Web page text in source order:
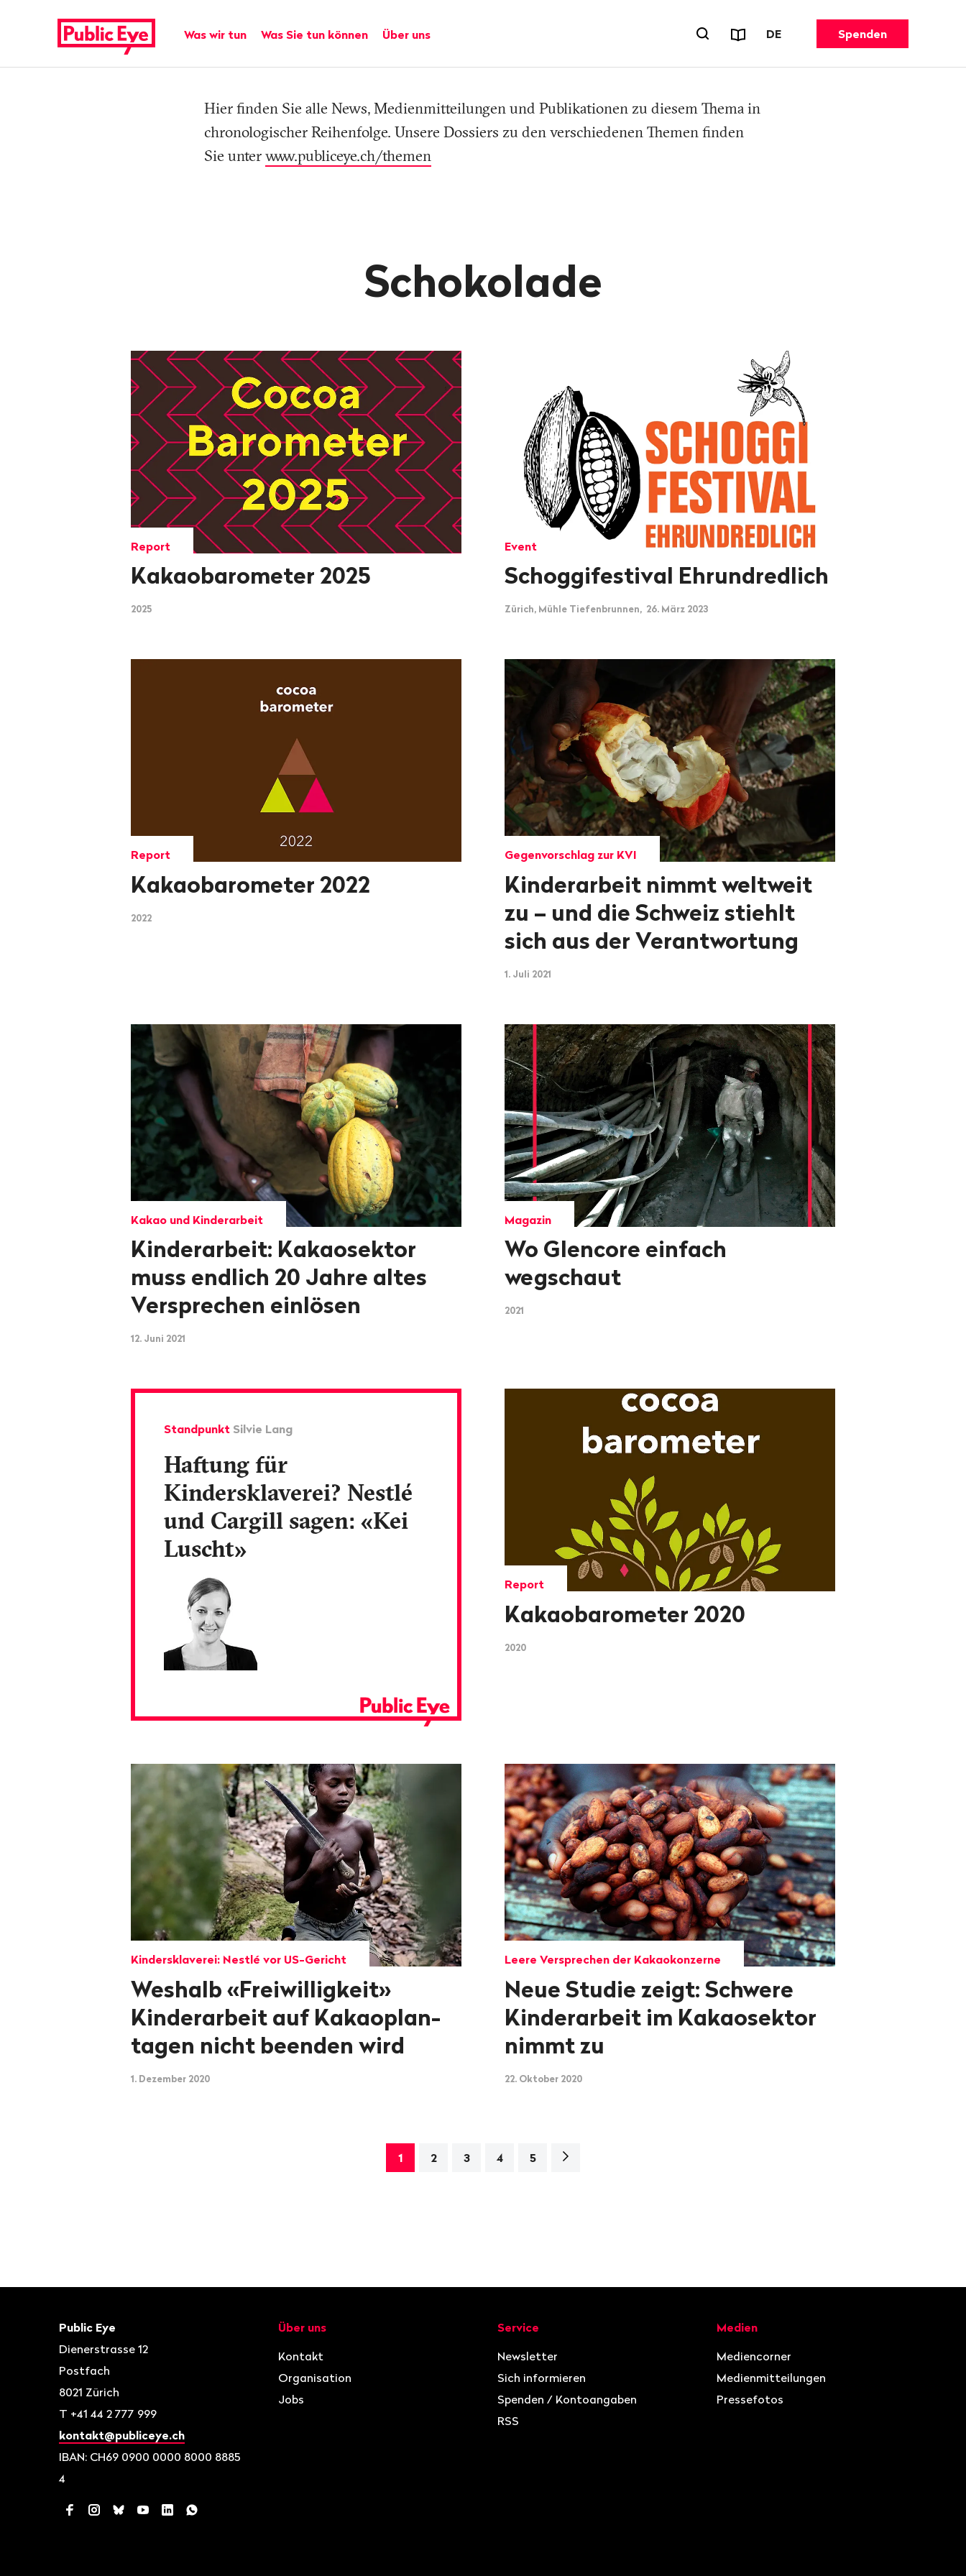
publiceye.ch
Hauptnavigation
Was wir tun Was Sie tun können Über uns Suchformular öffnen
Reports & Flyer
DESPRACHE WECHSELN. AKTUELL
Spenden
Hier finden Sie alle News, Medienmitteilungen und Publikationen zu diesem Thema in
chronologischer Reihenfolge. Unsere Dossiers zu den verschiedenen Themen finden
Sie unterwww.publiceye.ch/themen
Schokolade
Report
Kakaobarometer 2025
2025
Event
Schoggifestival Ehrundredlich
Zürich, Mühle Tiefenbrunnen, 26. März 2023
Report
Kakaobarometer 2022
2022
Gegenvorschlag zur KVI
Kinderarbeit nimmt weltweit
zu – und die Schweiz stiehlt
sich aus der Verantwortung
1. Juli 2021
Kakao und Kinderarbeit
Kinderarbeit: Kakaosektor
muss endlich 20 Jahre altes
Versprechen einlösen
12. Juni 2021
Magazin
Wo Glencore einfach
wegschaut
2021
Standpunkt Silvie Lang
Haftung für
Kindersklaverei? Nestlé
und Cargill sagen: «Kei
Luscht»
Report
Kakaobarometer 2020
2020
Kindersklaverei: Nestlé vor US-Gericht
Weshalb «Freiwilligkeit»
Kinderarbeit auf Kakao­plan­
tagen nicht beenden wird
1. Dezember 2020
Leere Versprechen der Kakaokonzerne
Neue Studie zeigt: Schwere
Kinderarbeit im Kakaosektor
nimmt zu
22. Oktober 2020
1 2 3 4 5
Nächste
Kontakt
Public Eye
Dienerstrasse 12
Postfach
8021 Zürich
T +41 44 2 777 999
kontakt@publiceye.ch
IBAN: CH69 0900 0000 8000 8885
4
FacebookInstagram
BlueskyYouTubeLinkedInWhatsApp
Navigation
Über uns
Kontakt
Organisation
Jobs
Service
Newsletter
Sich informieren
Spenden / Kontoangaben
RSS
Medien
Mediencorner
Medienmitteilungen
Pressefotos